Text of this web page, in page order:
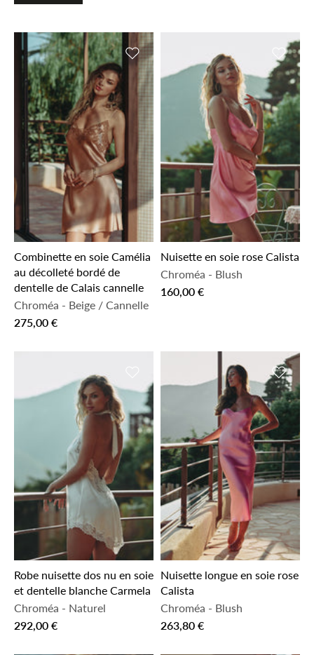
Ajouter à la liste de souhaits
Combinette en soie Camélia
au décolleté bordé de
dentelle de Calais cannelle
Chroméa - Beige / Cannelle
275,00 €
Nuisette en soie rose Calista
Chroméa - Blush
160,00 €
Ajouter à la liste de souhaits
Robe nuisette dos nu en soie
et dentelle blanche Carmela
Chroméa - Naturel
292,00 €
Ajouter
Nuisette longue en soie rose
Calista
Chroméa - Blush
263,80 €